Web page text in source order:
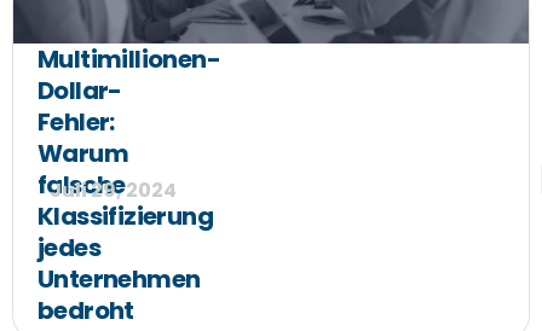
Multimillionen-
Dollar-
Fehler:
Warum
falsche
Klassifizierung
jedes
Unternehmen
bedroht
Juli 29, 2024